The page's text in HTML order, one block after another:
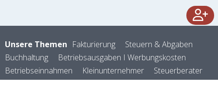
Unsere Themen Fakturierung
Steuern & Abgaben
Buchhaltung
Betriebsausgaben I Werbungskosten
Betriebseinnahmen
Kleinunternehmer
Steuerberater
Buchhalter
Vermietung & Verpachtung